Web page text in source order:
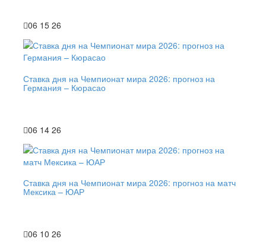
06 15 26
Ставка дня на Чемпионат мира 2026: прогноз на
Германия – Кюрасао
06 14 26
Ставка дня на Чемпионат мира 2026: прогноз на матч
Мексика – ЮАР
06 10 26